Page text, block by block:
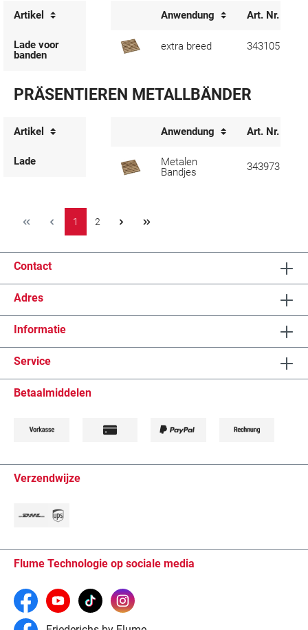
Artikel Anwendung Art. Nr.
Lade voor
banden
extra breed 343105
PRÄSENTIEREN METALLBÄNDER
Artikel Anwendung Art. Nr.
Lade
Metalen
Bandjes
343973
1 2
Contact
Adres
Informatie
Service
Betaalmiddelen
Verzendwijze
Flume Technologie op sociale media